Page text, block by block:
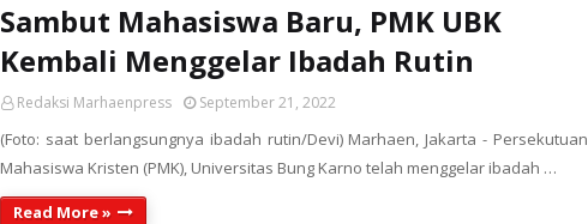
Sambut Mahasiswa Baru, PMK UBK
Kembali Menggelar Ibadah Rutin
Redaksi Marhaenpress September 21, 2022
(Foto: saat berlangsungnya ibadah rutin/Devi) Marhaen, Jakarta - Persekutuan
Mahasiswa Kristen (PMK), Universitas Bung Karno telah menggelar ibadah …
Read More »